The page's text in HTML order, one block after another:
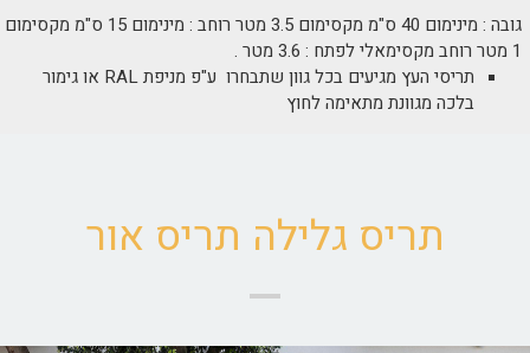
גובה : מינימום 40 ס"מ מקסימום 3.5 מטר רוחב : מינימום 15 ס"מ מקסימום
1 מטר רוחב מקסימאלי לפתח : 3.6 מטר .
תריסי העץ מגיעים בכל גוון שתבחרו ע"פ מניפת RAL או גימור
בלכה מגוונת מתאימה לחוץ
תריס גלילה תריס אור